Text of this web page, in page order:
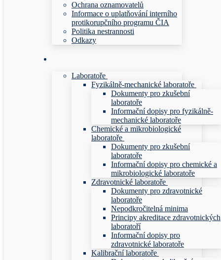
Ochrana oznamovatelů
Informace o uplatňování interního
protikorupčního programu ČIA
Politika nestrannosti
Odkazy
Laboratoře
Fyzikálně-mechanické laboratoře
Dokumenty pro zkušební
laboratoře
Informační dopisy pro fyzikálně-
mechanické laboratoře
Chemické a mikrobiologické
laboratoře
Dokumenty pro zkušební
laboratoře
Informační dopisy pro chemické a
mikrobiologické laboratoře
Zdravotnické laboratoře
Dokumenty pro zdravotnické
laboratoře
Nepodkročitelná minima
Principy akreditace zdravotnických
laboratoří
Informační dopisy pro
zdravotnické laboratoře
Kalibrační laboratoře